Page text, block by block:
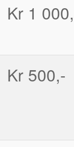
Kr 1
Kr 500,-